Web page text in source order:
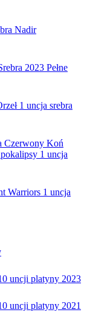
Nadir
2023 Pełne
1 uncja srebra
Czerwony Koń
1 uncja
Warriors 1 uncja
uncji platyny 2023
uncji platyny 2021